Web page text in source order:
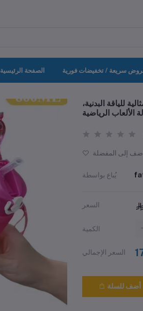
الصفحة الرئيسية سريعة / تخفيضات فورية
للياقة البدنية،
الألعاب الرياضية
أضف إلى المفضلة
يُباع بواسطة
السعر
الكمية
السعر الإجمالي
أضف للسلة